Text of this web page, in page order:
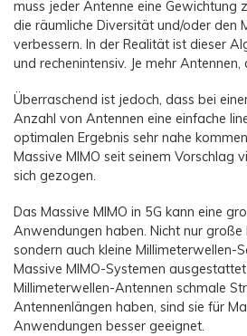
muss jeder Antenne eine Gewichtung
die räumliche Diversität und/oder den
verbessern. In der Realität ist dieser
und rechenintensiv. Je mehr
Überraschend ist jedoch, dass bei
Anzahl von Antennen eine einfache
optimalen Ergebnis sehr nahe
Massive MIMO seit seinem Vorschlag
sich gezogen.
Das Massive MIMO in 5G kann eine
Anwendungen haben. Nicht nur
sondern auch kleine Millimeterwellen-
Massive MIMO-Systemen
Millimeterwellen-Antennen schmale
Antennenlängen haben, sind sie für
Anwendungen besser geeignet.